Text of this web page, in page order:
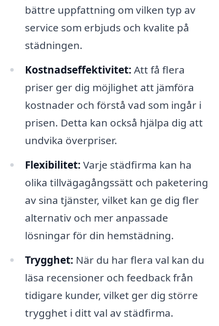
bättre uppfattning om vilken typ av
service som erbjuds och kvalite på
städningen.
Kostnadseffektivitet: Att få flera
priser ger dig möjlighet att jämföra
kostnader och förstå vad som ingår i
prisen. Detta kan också hjälpa dig att
undvika överpriser.
Flexibilitet: Varje städfirma kan ha
olika tillvägagångssätt och paketering
av sina tjänster, vilket kan ge dig fler
alternativ och mer anpassade
lösningar för din hemstädning.
Trygghet: När du har flera val kan du
läsa recensioner och feedback från
tidigare kunder, vilket ger dig större
trygghet i ditt val av städfirma.